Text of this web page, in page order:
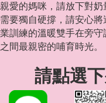
親愛的媽咪，請放下對
需要獨自硬撐，請安心
業訓練的溫暖雙手在旁
之間最親密的哺育時光。
請點選